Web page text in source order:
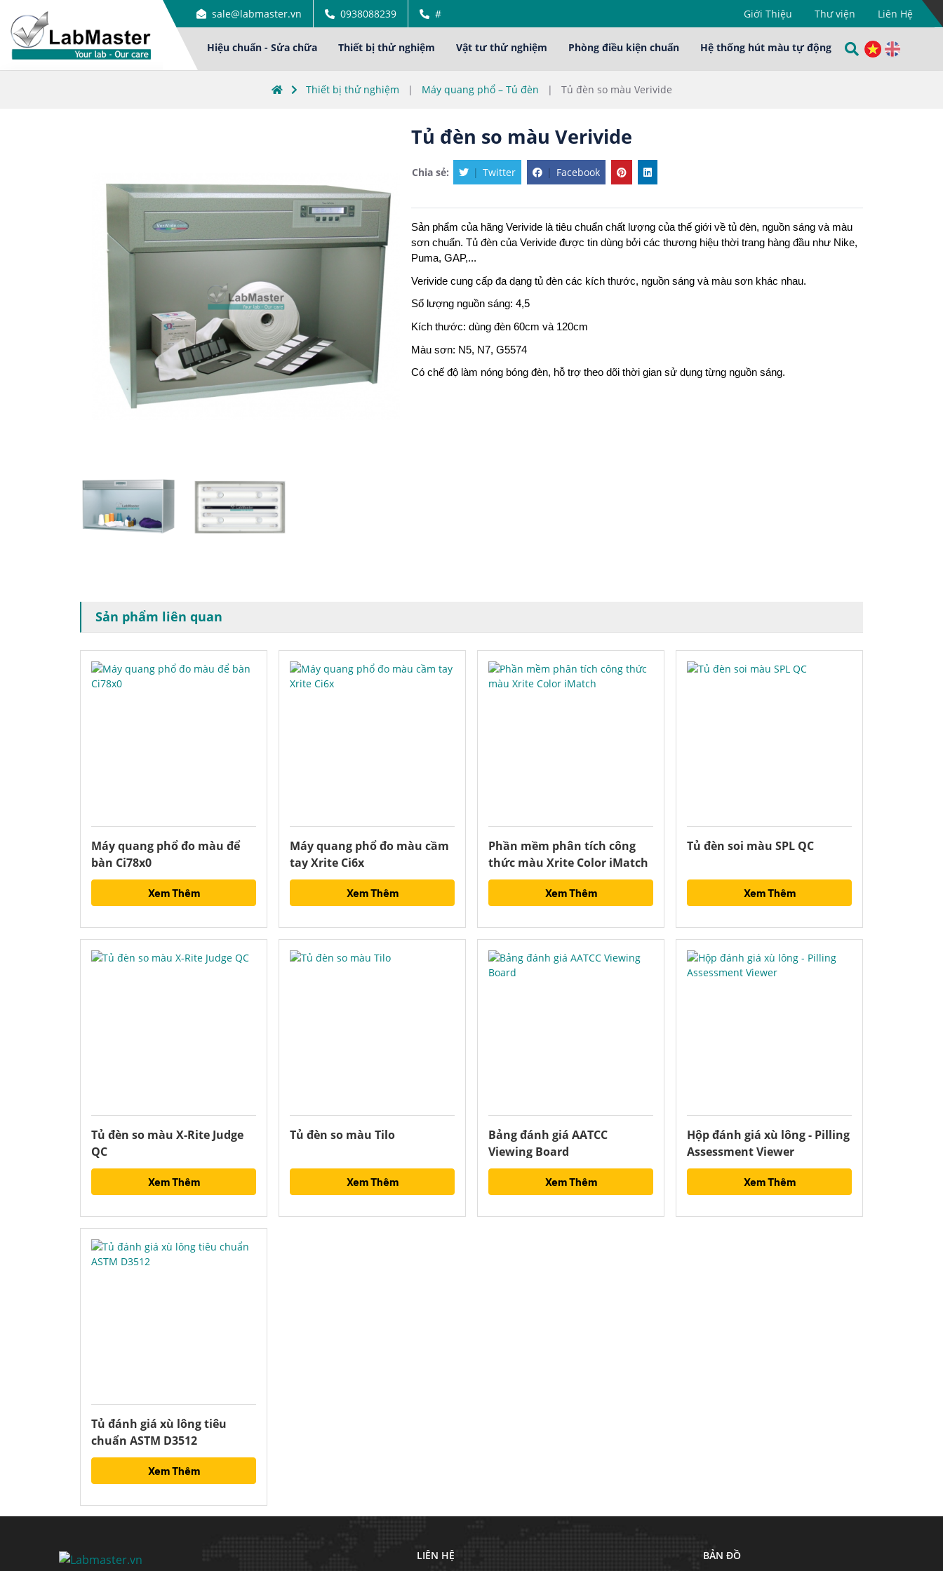
sale@labmaster.vn 0938088239 # Giới Thiệu Thư viện Liên Hệ
Hiệu chuẩn - Sửa chữa Thiết bị thử nghiệm Vật tư thử nghiệm Phòng điều kiện chuẩn Hệ thống hút màu tự động
Thiết bị thử nghiệm | Máy quang phổ – Tủ đèn | Tủ đèn so màu Verivide
Tủ đèn so màu Verivide
Chia sẻ: | Twitter | Facebook
Sản phẩm của hãng Verivide là tiêu chuẩn chất lượng của thế giới về tủ đèn, nguồn sáng và màu
sơn chuẩn. Tủ đèn của Verivide được tin dùng bởi các thương hiệu thời trang hàng đầu như Nike,
Puma, GAP,...
Verivide cung cấp đa dạng tủ đèn các kích thước, nguồn sáng và màu sơn khác nhau.
Số lượng nguồn sáng: 4,5
Kích thước: dùng đèn 60cm và 120cm
Màu sơn: N5, N7, G5574
Có chế độ làm nóng bóng đèn, hỗ trợ theo dõi thời gian sử dụng từng nguồn sáng.
Sản phẩm liên quan
Máy quang phổ đo màu để
bàn Ci78x0
Xem Thêm
Máy quang phổ đo màu cầm
tay Xrite Ci6x
Xem Thêm
Phần mềm phân tích công
thức màu Xrite Color iMatch
Xem Thêm
Tủ đèn soi màu SPL QC
Xem Thêm
Tủ đèn so màu X-Rite Judge
QC
Xem Thêm
Tủ đèn so màu Tilo
Xem Thêm
Bảng đánh giá AATCC
Viewing Board
Xem Thêm
Hộp đánh giá xù lông - Pilling
Assessment Viewer
Xem Thêm
Tủ đánh giá xù lông tiêu
chuẩn ASTM D3512
Xem Thêm
LIÊN HỆ BẢN ĐỒ